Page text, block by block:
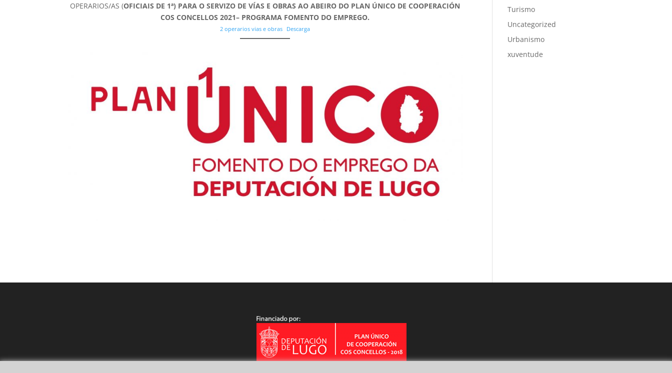
OPERARIOS/AS (OFICIAIS DE 1ª) PARA O SERVIZO DE VÍAS E OBRAS AO ABEIRO DO PLAN ÚNICO DE COOPERACIÓN
COS CONCELLOS 2021– PROGRAMA FOMENTO DO EMPREGO.
2 operarios vias e obras Descarga
Turismo
Uncategorized
Urbanismo
xuventude